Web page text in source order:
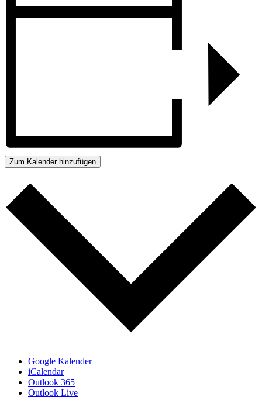
Zum Kalender hinzufügen
Google Kalender
iCalendar
Outlook 365
Outlook Live